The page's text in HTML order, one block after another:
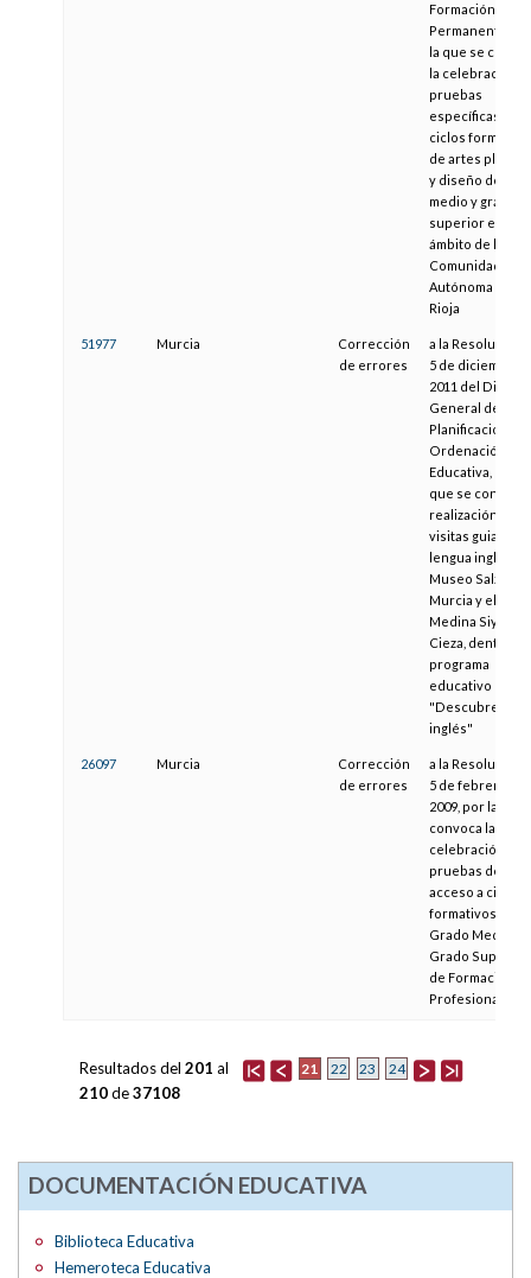
Formación
Permanente,
la que se
la celebración
pruebas
específicas a
ciclos
de artes
y diseño de
medio y grado
superior en el
ámbito de la
Comunidad
Autónoma de La
Rioja
51977 Murcia
Corrección
de errores
a la Resolución
5 de diciembre
2011 del
General de
Planificación y
Ordenación
Educativa, por la
que se convoca
realización de
visitas guiadas
lengua inglesa al
Museo Salzillo
Murcia y el
Medina Siyasa
Cieza, dentro
programa
educativo
"Descubre en
inglés"
26097 Murcia
Corrección
de errores
a la Resolución
5 de febrero de
2009, por la que
convoca la
celebración de
pruebas de
acceso a ciclos
formativos de
Grado Medio y
Grado Superior
de Formación
Profesional
21 22 23 24
Resultados del 201 al
210de37108
DOCUMENTACIÓN EDUCATIVA
Biblioteca Educativa
Hemeroteca Educativa